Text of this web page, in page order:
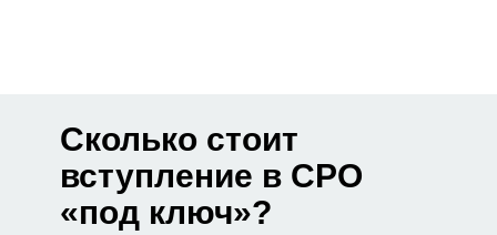
Сколько стоит
вступление в СРО
«под ключ»?